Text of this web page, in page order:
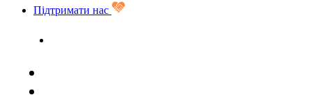
Підтримати нас